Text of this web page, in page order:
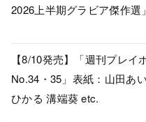
2026上半期グラビア傑作選」
【8/10発売】「週刊プレイ
No.34・35」表紙：山田あ
ひかる 溝端葵 etc.